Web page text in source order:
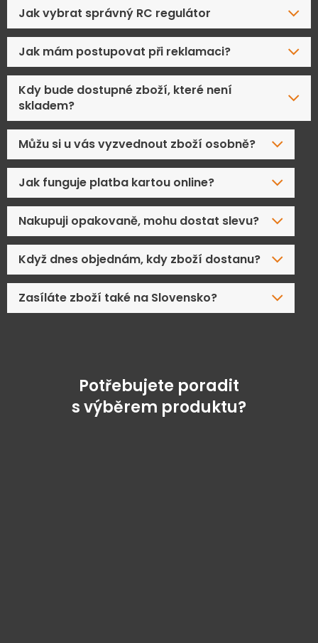
Jak vybrat správný RC regulátor
Jak mám postupovat při reklamaci?
Kdy bude dostupné zboží, které není
skladem?
Můžu si u vás vyzvednout zboží osobně?
Jak funguje platba kartou online?
Nakupuji opakovaně, mohu dostat slevu?
Když dnes objednám, kdy zboží dostanu?
Zasíláte zboží také na Slovensko?
Potřebujete poradit
s výběrem produktu?